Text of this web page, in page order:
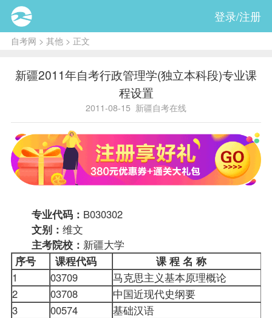
登录/注册
自考网 > 其他 > 正文
新疆2011年自考行政管理学(独立本科段)专业课
程设置
2011-08-15 新疆自考在线
专业代码： B030302
文别： 维文
主考院校： 新疆大学
序号
课程代码 课 程 名 称
1
03709 马克思主义基本原理概论
2
03708 中国近现代史纲要
3
00574 基础汉语